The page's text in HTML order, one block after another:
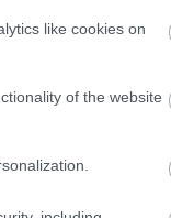
like cookies on
of the website